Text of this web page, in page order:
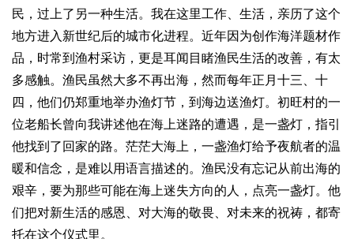
民，过上了另一种生活。我在这里工作、生活，亲历了这个
地方进入新世纪后的城市化进程。近年因为创作海洋题材作
品，时常到渔村采访，更是耳闻目睹渔民生活的改善，有太
多感触。渔民虽然大多不再出海，然而每年正月十三、十
四，他们仍郑重地举办渔灯节，到海边送渔灯。初旺村的一
位老船长曾向我讲述他在海上迷路的遭遇，是一盏灯，指引
他找到了回家的路。茫茫大海上，一盏渔灯给予夜航者的温
暖和信念，是难以用语言描述的。渔民没有忘记从前出海的
艰辛，要为那些可能在海上迷失方向的人，点亮一盏灯。他
们把对新生活的感恩、对大海的敬畏、对未来的祝祷，都寄
托在这个仪式里。